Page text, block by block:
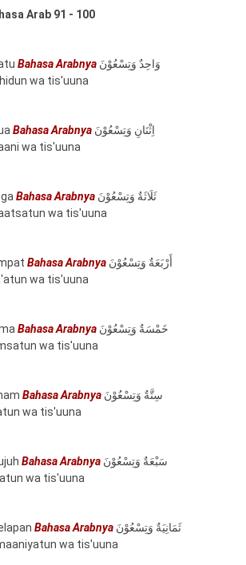
Arab 91 - 100
Bahasa Arabnya وَاحِدٌ وَتِسْعُوْنَ
wa tis'uuna
Bahasa Arabnya اِثْنَانِ وَتِسْعُوْنَ
wa tis'uuna
Bahasa Arabnya ثَلَاثَةٌ وَتِسْعُوْنَ
wa tis'uuna
Bahasa Arabnya أَرْبَعَةٌ وَتِسْعُوْنَ
wa tis'uuna
Bahasa Arabnya خَمْسَةٌ وَتِسْعُوْنَ
wa tis'uuna
Bahasa Arabnya سِتَّةٌ وَتِسْعُوْنَ
wa tis'uuna
Bahasa Arabnya سَبْعَةٌ وَتِسْعُوْنَ
wa tis'uuna
Bahasa Arabnya ثَمَانِيَةٌ وَتِسْعُوْنَ
wa tis'uuna